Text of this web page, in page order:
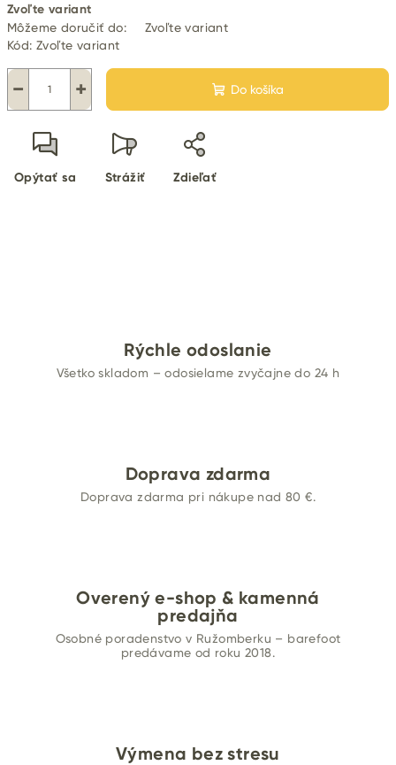
cena:
Zvoľte variant
Môžeme doručiť do:
Zvoľte variant
Kód: Zvoľte variant
+
− Do košíka
Opýtať sa Strážiť Zdieľať
Rýchle odoslanie
Všetko skladom – odosielame zvyčajne do 24 h
Doprava zdarma
Doprava zdarma pri nákupe nad 80 €.
Overený e-shop & kamenná
predajňa
Osobné poradenstvo v Ružomberku – barefoot
predávame od roku 2018.
Výmena bez stresu